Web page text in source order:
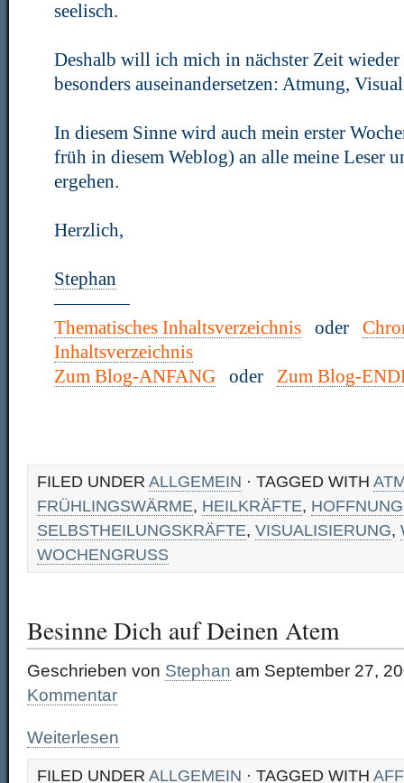
seelisch.
Deshalb will ich mich in nächster Zeit wieder
besonders auseinandersetzen: Atmung,
In diesem Sinne wird auch mein erster
früh in diesem Weblog) an alle meine Leser
ergehen.
Herzlich,
Stephan
————
Thematisches Inhaltsverzeichnis
oder
Inhaltsverzeichnis
Zum Blog-ANFANG
oder Zum Blog-
FILED UNDER ALLGEMEIN · TAGGED WITH
FRÜHLINGSWÄRME, HEILKRÄFTE, HOFFNUNG
SELBSTHEILUNGSKRÄFTE, VISUALISIERUNG,
WOCHENGRUSS
Besinne Dich auf Deinen Atem
Geschrieben von Stephan am September 27,
Kommentar
Weiterlesen
FILED UNDER ALLGEMEIN · TAGGED WITH